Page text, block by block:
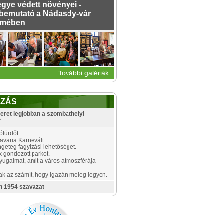
védett növényei -
a Nádasdy-vár
További galériák
legjobban a szombathelyi
Karnevált.
fagyizási lehetőséget.
gondozott parkot.
amit a város atmoszférája
az számít, hogy igazán meleg legyen.
1954 szavazat